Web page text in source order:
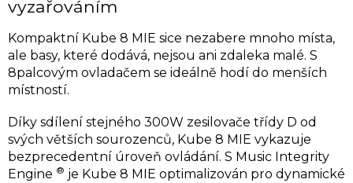
vyzařováním
Kompaktní Kube 8 MIE sice nezabere mnoho místa,
ale basy, které dodává, nejsou ani zdaleka malé. S
8palcovým ovladačem se ideálně hodí do menších
místností.
Díky sdílení stejného 300W zesilovače třídy D od
svých větších sourozenců, Kube 8 MIE vykazuje
bezprecedentní úroveň ovládání. S Music Integrity
Engine ® je Kube 8 MIE optimalizován pro dynamické